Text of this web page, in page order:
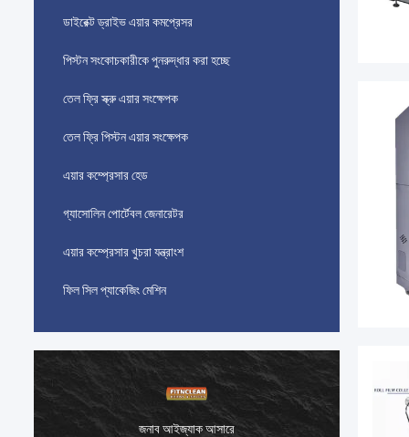
ডাইরেক্ট ড্রাইভ এয়ার কমপ্রেসর
পিস্টন সংকোচকারীকে পুনরুদ্ধার করা হচ্ছে
তেল ফ্রি স্ক্রু এয়ার সংক্ষেপক
তেল ফ্রি পিস্টন এয়ার সংক্ষেপক
এয়ার কম্প্রেসার হেড
গ্যাসোলিন পোর্টেবল জেনারেটর
এয়ার কম্প্রেসার খুচরা যন্ত্রাংশ
ফিল সিল প্যাকেজিং মেশিন
জনাব আইজ্যাক আসারে